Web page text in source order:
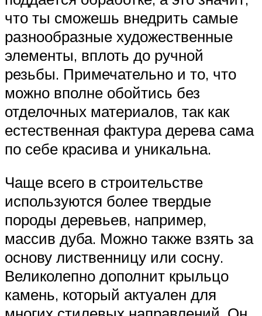
что ты сможешь внедрить самые
разнообразные художественные
элементы, вплоть до ручной
резьбы. Примечательно и то, что
можно вполне обойтись без
отделочных материалов, так как
естественная фактура дерева сама
по себе красива и уникальна.
Чаще всего в строительстве
используются более твердые
породы деревьев, например,
массив дуба. Можно также взять за
основу лиственницу или сосну.
Великолепно дополнит крыльцо
камень, который актуален для